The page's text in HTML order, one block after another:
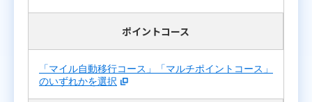
ポイントコース
「マイル自動移行コース」「マルチポイントコース」
のいずれかを選択